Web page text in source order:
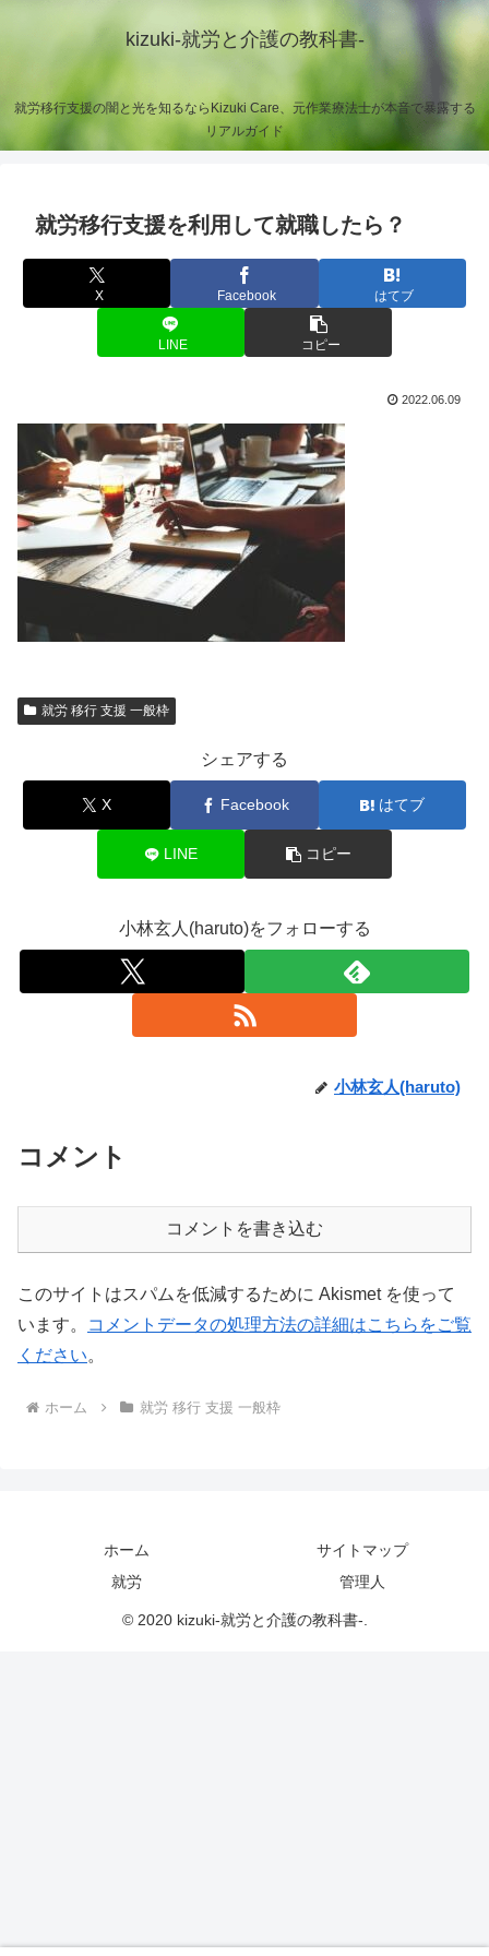
kizuki-就労と介護の教科書-
就労移行支援の闇と光を知るならKizuki Care、元作業療法士が本音で暴露する
リアルガイド
就労移行支援を利用して就職したら？
X Facebook はてブ
LINE コピー
2022.06.09
就労 移行 支援 一般枠
シェアする
X Facebook はてブ
LINE コピー
小林玄人(haruto)をフォローする
小林玄人(haruto)
コメント
コメントを書き込む
このサイトはスパムを低減するために Akismet を使って
います。
コメントデータの処理方法の詳細はこちらをご覧
ください。
ホーム 就労 移行 支援 一般枠
ホーム
サイトマップ
就労
管理人
© 2020 kizuki-就労と介護の教科書-.